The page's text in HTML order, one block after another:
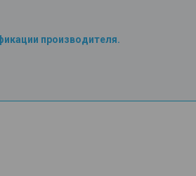
производителя.